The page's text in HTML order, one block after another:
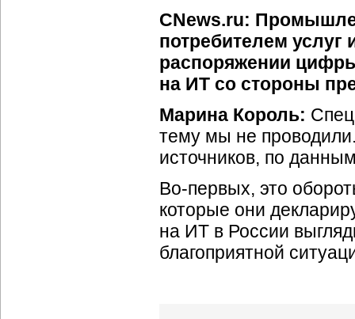
CNews.ru:
потребителем услуг
распоряжении
на ИТ со стороны
Марина Король:
тему мы не
источников, по
Во-первых, это
которые они
на ИТ в России
благоприятной